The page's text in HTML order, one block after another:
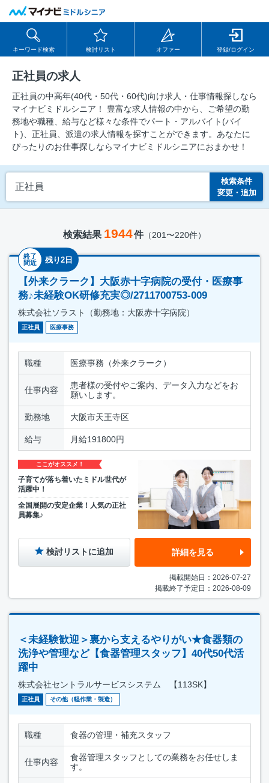
キーワード検索 検討リスト オファー 登録/ログイン
正社員の求人
正社員の中⾼年(40代・50代・60代)向け求⼈・仕事情報探しなら
マイナビミドルシニア！ 豊富な求人情報の中から、ご希望の勤
務地や職種、給与など様々な条件でパート・アルバイト(バイ
ト)、正社員、派遣の求人情報を探すことができます。あなたに
ぴったりのお仕事探しならマイナビミドルシニアにおまかせ！
正社員
検索条件
変更・追加
検索結果 1944件（201〜220件）
終了
間近
残り2日
【外来クラーク】大阪赤十字病院の受付・医療事
務♪未経験OK研修充実◎/2711700753-009
株式会社ソラスト（勤務地：大阪赤十字病院）
正社員 医療事務
職種 医療事務（外来クラーク）
仕事内容
患者様の受付やご案内、データ入力などをお
願いします。
勤務地 大阪市天王寺区
給与 月給191800円
ここがオススメ！
子育てが落ち着いたミドル世代が
活躍中！
全国展開の安定企業！人気の正社
員募集♪
検討リストに追加 詳細を見る
掲載開始日：2026-07-27
掲載終了予定日：2026-08-09
＜未経験歓迎＞裏から支えるやりがい★食器類の
洗浄や管理など【食器管理スタッフ】40代50代活
躍中
株式会社セントラルサービスシステム 【113SK】
正社員 その他（軽作業・製造）
職種 食器の管理・補充スタッフ
仕事内容
食器管理スタッフとしての業務をお任せしま
す。